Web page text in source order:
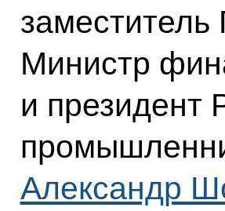
Министр
и президент
Александр